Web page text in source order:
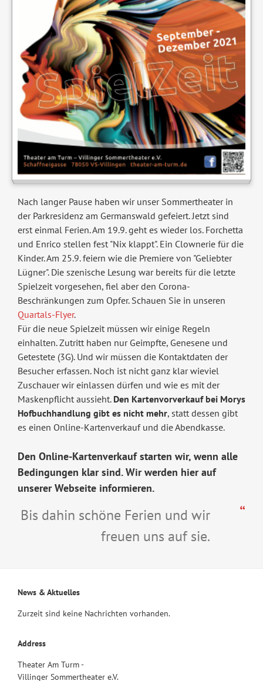
Nach langer Pause haben wir unser Sommertheater in
der Parkresidenz am Germanswald gefeiert. Jetzt sind
erst einmal Ferien. Am 19.9. geht es wieder los. Forchetta
und Enrico stellen fest "Nix klappt". Ein Clownerie für die
Kinder. Am 25.9. feiern wie die Premiere von "Geliebter
Lügner". Die szenische Lesung war bereits für die letzte
Spielzeit vorgesehen, fiel aber den Corona-
Beschränkungen zum Opfer. Schauen Sie in unseren
Quartals-Flyer.
Für die neue Spielzeit müssen wir einige Regeln
einhalten. Zutritt haben nur Geimpfte, Genesene und
Getestete (3G). Und wir müssen die Kontaktdaten der
Besucher erfassen. Noch ist nicht ganz klar wieviel
Zuschauer wir einlassen dürfen und wie es mit der
Maskenpflicht aussieht. Den Kartenvorverkauf bei Morys
Hofbuchhandlung gibt es nicht mehr, statt dessen gibt
es einen Online-Kartenverkauf und die Abendkasse.
Den Online-Kartenverkauf starten wir, wenn alle
Bedingungen klar sind. Wir werden hier auf
unserer Webseite informieren.
Bis dahin schöne Ferien und wir
freuen uns auf sie.
News & Aktuelles
Zurzeit sind keine Nachrichten vorhanden.
Address
Theater Am Turm -
Villinger Sommertheater e.V.